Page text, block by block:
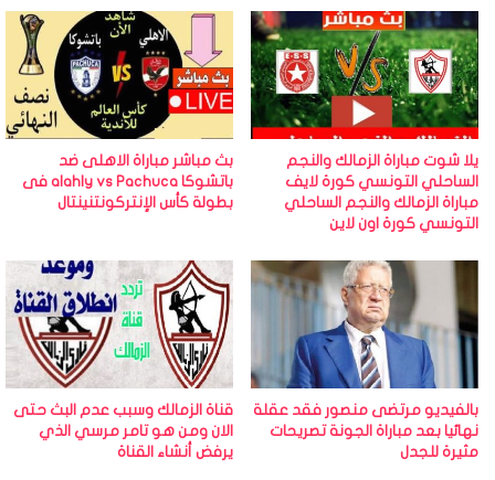
يلا شوت مباراة الزمالك والنجم
الساحلي التونسي كورة لايف
مباراة الزمالك والنجم الساحلي
التونسي كورة اون لاين
بث مباشر مباراة الاهلى ضد
باتشوكا alahly vs Pachuca فى
بطولة كأس الإنتركونتنينتال
بالفيديو مرتضى منصور فقد عقلة
نهائيا بعد مباراة الجونة تصريحات
مثيرة للجدل
قناة الزمالك وسبب عدم البث حتى
الان ومن هو تامر مرسي الذي
يرفض أنشاء القناة